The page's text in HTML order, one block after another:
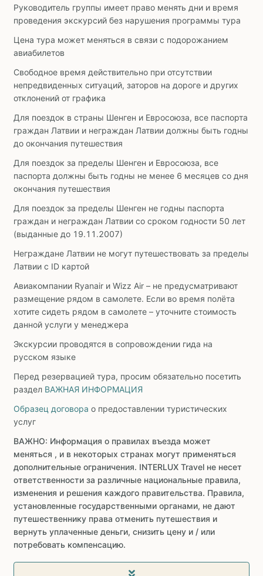
Руководитель группы имеет право менять дни и время
проведения экскурсий без нарушения программы тура
Цена тура может меняться в связи с подорожанием
авиабилетов
Свободное время действительно при отсутствии
непредвиденных ситуаций, заторов на дороге и других
отклонений от графика
Для поездок в страны Шенген и Евросоюза, все паспорта
граждан Латвии и неграждан Латвии должны быть годны
до окончания путешествия
Для поездок за пределы Шенген и Евросоюза, все
паспорта должны быть годны не менее 6 месяцев со дня
окончания путешествия
Для поездок за пределы Шенген не годны паспорта
граждан и неграждан Латвии со сроком годности 50 лет
(выданные до 19.11.2007)
Неграждане Латвии не могут путешествовать за пределы
Латвии с ID картой
Авиакомпании Ryanair и Wizz Air – не предусматривают
размещение рядом в самолете. Если во время полёта
хотите сидеть рядом в самолете – уточните стоимость
данной услуги у менеджера
Экскурсии проводятся в сопровождении гида на
русском языке
Перед резервацией тура, просим обязательно посетить
раздел ВАЖНАЯ ИНФОРМАЦИЯ
Образец договора о предоставлении туристических
услуг
ВАЖНО: Информация о правилах въезда может
меняться , и в некоторых странах могут применяться
дополнительные ограничения. INTERLUX Travel не несет
ответственности за различные национальные правила,
изменения и решения каждого правительства. Правила,
установленные государственными органами, не дают
путешественнику права отменить путешествия и
вернуть уплаченные деньги, снизить цену и / или
потребовать компенсацию.